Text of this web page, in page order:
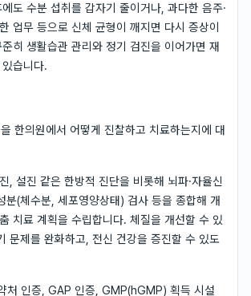
도 수분 섭취를 갑자기 줄이거나, 과다한 음주·
업무 등으로 신체 균형이 깨지면 다시 증상이
히 생활습관 관리와 정기 검진을 이어가면 재
습니다.
한의원에서 어떻게 진찰하고 치료하는지에 대
, 설진 같은 한방적 진단을 비롯해 뇌파·자율신
분(체수분, 세포영양상태) 검사 등을 종합해 개
치료 계획을 수립합니다. 체질을 개선할 수 있
문제를 완화하고, 전신 건강을 증진할 수 있도
처 인증, GAP 인증, GMP(hGMP) 획득 시설